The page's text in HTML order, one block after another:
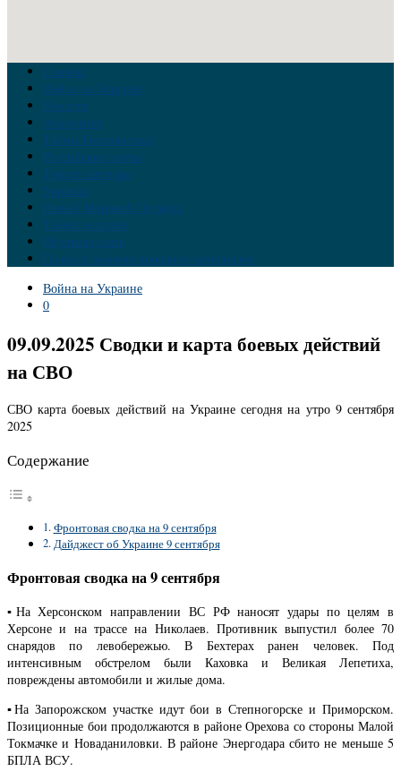
Главная
Война на Украине
Новости
Аналитика
Тайны Геополитики
Российские элиты
Теория заговора
Украина
Новый Мировой Порядок
Тайны истории
Обратная связь
Правила комментирования материалов
Война на Украине
0
09.09.2025 Сводки и карта боевых действий
на СВО
СВО карта боевых действий на Украине сегодня на утро 9 сентября
2025
Содержание
Фронтовая сводка на 9 сентября
Дайджест об Украине 9 сентября
Фронтовая сводка на 9 сентября
▪️На Херсонском направлении ВС РФ наносят удары по целям в
Херсоне и на трассе на Николаев. Противник выпустил более 70
снарядов по левобережью. В Бехтерах ранен человек. Под
интенсивным обстрелом были Каховка и Великая Лепетиха,
повреждены автомобили и жилые дома.
▪️На Запорожском участке идут бои в Степногорске и Приморском.
Позиционные бои продолжаются в районе Орехова со стороны Малой
Токмачке и Новаданиловки. В районе Энергодара сбито не меньше 5
БПЛА ВСУ.